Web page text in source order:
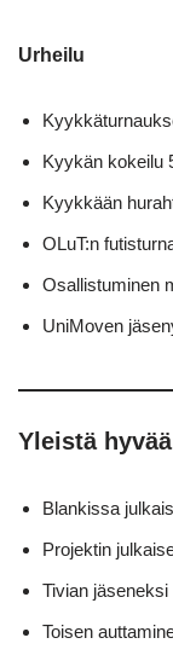
Urheilu
Kyykän kokeilu
Kyykkään
OLuT:n
Osallistuminen
UniMoven
Yleistä hyvää
Blankissa
Projektin
Tivian
Toisen